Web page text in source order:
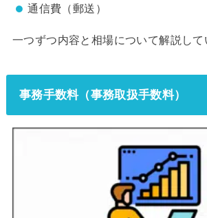
通信費（郵送）
一つずつ内容と相場について解説して
事務手数料（事務取扱手数料）